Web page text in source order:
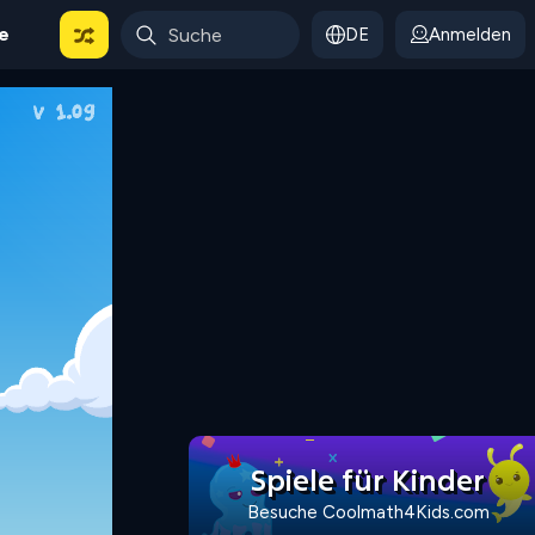
DE Anmelden
Spiele für Kinder
Besuche Coolmath4Kids.com